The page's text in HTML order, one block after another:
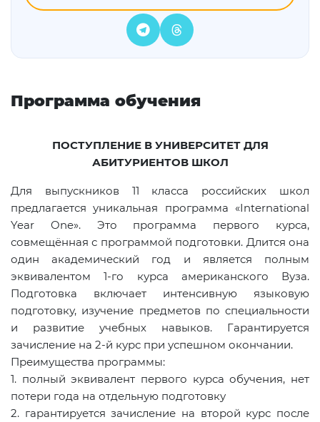
Программа обучения
ПОСТУПЛЕНИЕ В УНИВЕРСИТЕТ ДЛЯ
АБИТУРИЕНТОВ ШКОЛ
Для выпускников 11 класса российских школ
предлагается уникальная программа «International
Year One». Это программа первого курса,
совмещённая с программой подготовки. Длится она
один академический год и является полным
эквивалентом 1-го курса американского Вуза.
Подготовка включает интенсивную языковую
подготовку, изучение предметов по специальности
и развитие учебных навыков. Гарантируется
зачисление на 2-й курс при успешном окончании.
Преимущества программы:
1. полный эквивалент первого курса обучения, нет
потери года на отдельную подготовку
2. гарантируется зачисление на второй курс после